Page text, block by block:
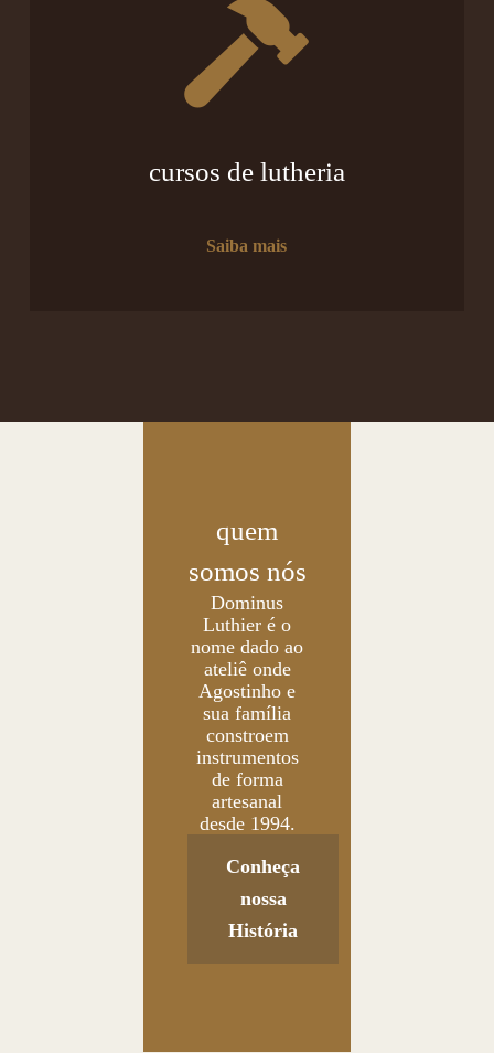
cursos de lutheria
Saiba mais
quem
somos nós
Dominus
Luthier é o
nome dado ao
ateliê onde
Agostinho e
sua família
constroem
instrumentos
de forma
artesanal
desde 1994.
Conheça
nossa
História